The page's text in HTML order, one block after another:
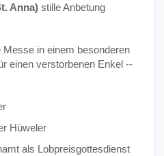
Anna) stille Anbetung
Messe in einem besonderen
einen verstorbenen Enkel --
Hüweler
als Lobpreisgottesdienst